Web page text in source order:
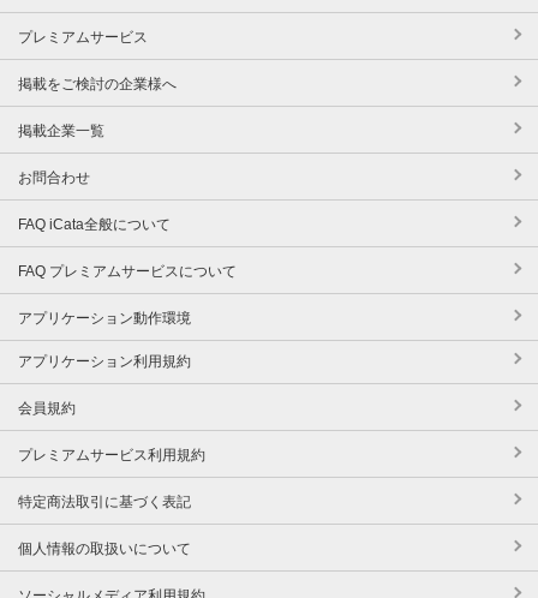
プレミアムサービス
掲載をご検討の企業様へ
掲載企業一覧
お問合わせ
FAQ iCata全般について
FAQ プレミアムサービスについて
アプリケーション動作環境
アプリケーション利用規約
会員規約
プレミアムサービス利用規約
特定商法取引に基づく表記
個人情報の取扱いについて